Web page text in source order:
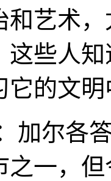
和艺术
这些人
它的文
加尔各
之一，